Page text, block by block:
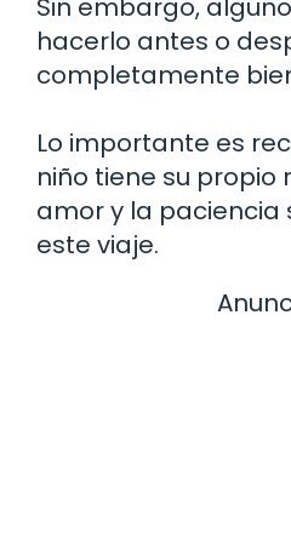
hacerlo antes o
completamente
Lo importante es
niño tiene su propio
amor y la paciencia
este viaje.